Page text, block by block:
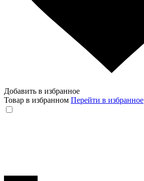
Добавить в избранное
Товар в избранном Перейти в избранное